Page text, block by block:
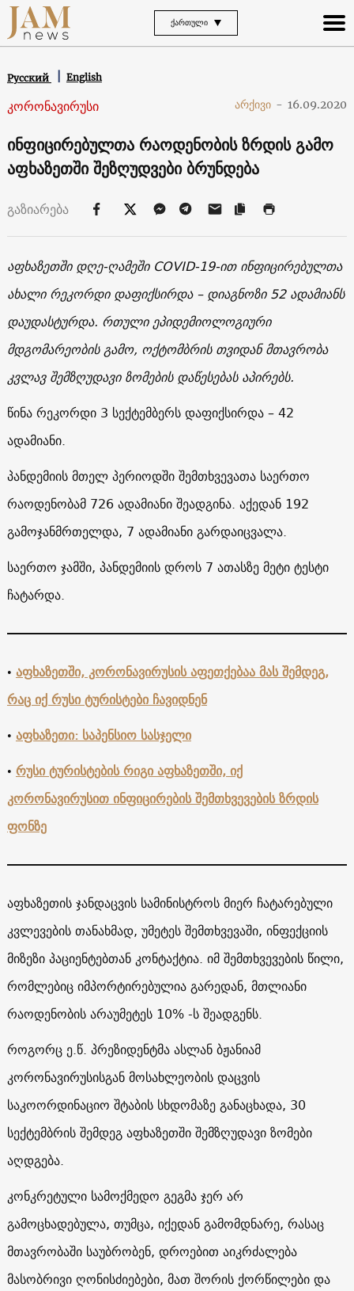
ᲥᲐᲠᲗᲣᲚᲘ
Русский English
კორონავირუსი არქივი - 16.09.2020
ინფიცირებულთა რაოდენობის ზრდის გამო
აფხაზეთში შეზღუდვები ბრუნდება
გაზიარება
აფხაზეთში დღე-ღამეში COVID-19-ით ინფიცირებულთა
ახალი რეკორდი დაფიქსირდა–დიაგნოზი52ადამიანს
დაუდასტურდა. რთულიეპიდემიოლოგიური
მდგომარეობისგამო, ოქტომბრის თვიდან მთავრობა
კვლავ შემზღუდავი ზომების დაწესებას აპირებს.
წინა რეკორდი 3 სექტემბერს დაფიქსირდა – 42
ადამიანი.
პანდემიის მთელ პერიოდში შემთხვევათა საერთო
რაოდენობამ 726 ადამიანი შეადგინა. აქედან 192
გამოჯანმრთელდა, 7 ადამიანი გარდაიცვალა.
საერთო ჯამში, პანდემიის დროს 7 ათასზე მეტი ტესტი
ჩატარდა.
• აფხაზეთში, კორონავირუსის აფეთქებაა მას შემდეგ,
რაც იქ რუსი ტურისტები ჩავიდნენ
• აფხაზეთი: საპენსიო სასჯელი
• რუსი ტურისტების რიგი აფხაზეთში, იქ
კორონავირუსით ინფიცირების შემთხვევების ზრდის
ფონზე
აფხაზეთის ჯანდაცვის სამინისტროს მიერ ჩატარებული
კვლევების თანახმად, უმეტეს შემთხვევაში, ინფექციის
მიზეზი პაციენტებთან კონტაქტია. იმ შემთხვევების წილი,
რომლებიც იმპორტირებულია გარედან, მთლიანი
რაოდენობის არაუმეტეს 10% -ს შეადგენს.
როგორც ე.წ. პრეზიდენტმა ასლან ბჟანიამ
კორონავირუსისგან მოსახლეობის დაცვის
საკოორდინაციო შტაბის სხდომაზე განაცხადა, 30
სექტემბრის შემდეგ აფხაზეთში შემზღუდავი ზომები
აღდგება.
კონკრეტული სამოქმედო გეგმა ჯერ არ
გამოცხადებულა, თუმცა, იქედან გამომდნარე, რასაც
მთავრობაში საუბრობენ, დროებით აიკრძალება
მასობრივი ღონისძიებები, მათ შორის ქორწილები და